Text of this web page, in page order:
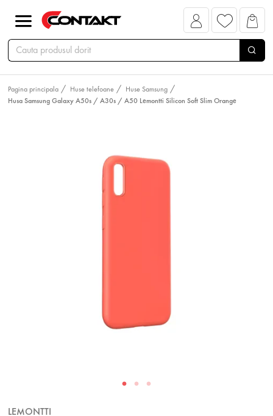
Pagina principala Huse telefoane
Huse Samsung
Husa Samsung Galaxy A50s / A30s / A50 Lemontti Silicon Soft Slim Orange
LEMONTTI